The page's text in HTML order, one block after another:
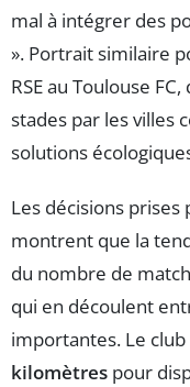
mal à intégrer des
». Portrait similaire
RSE au Toulouse
stades par les villes
solutions
Les décisions prises
montrent que la
du nombre de
qui en découlent
importantes. Le
kilomètres pour